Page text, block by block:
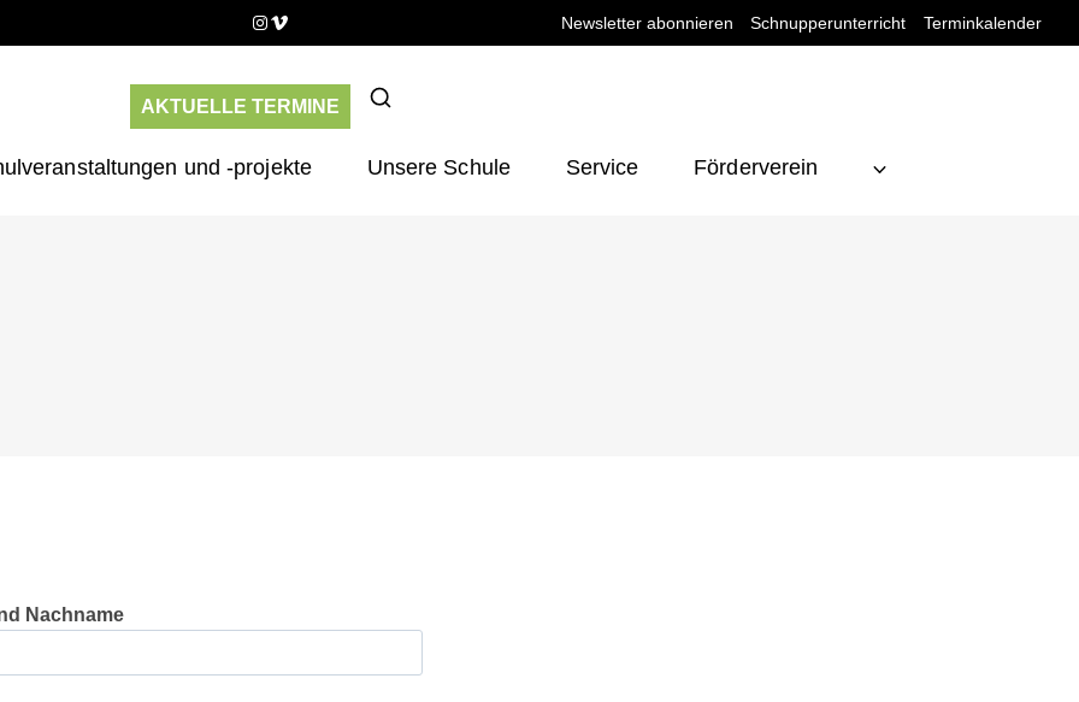
Instagram
Vimeo Newsletter abonnieren Schnupperunterricht Terminkalender
AKTUELLE TERMINE
und -projekte Unsere Schule Service Förderverein
Nachname